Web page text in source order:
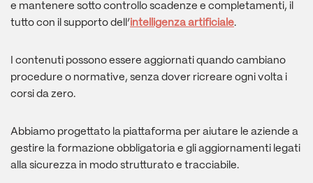
e mantenere sotto controllo scadenze e completamenti, il
tutto con il supporto dell’intelligenza artificiale.
I contenuti possono essere aggiornati quando cambiano
procedure o normative, senza dover ricreare ogni volta i
corsi da zero.
Abbiamo progettato la piattaforma per aiutare le aziende a
gestire la formazione obbligatoria e gli aggiornamenti legati
alla sicurezza in modo strutturato e tracciabile.